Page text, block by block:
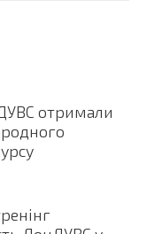
отримали